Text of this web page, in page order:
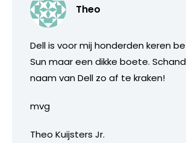
Theo
Dell is voor mij honderden keren
Sun maar een dikke boete.
naam van Dell zo af te kraken!
mvg
Theo Kuijsters Jr.